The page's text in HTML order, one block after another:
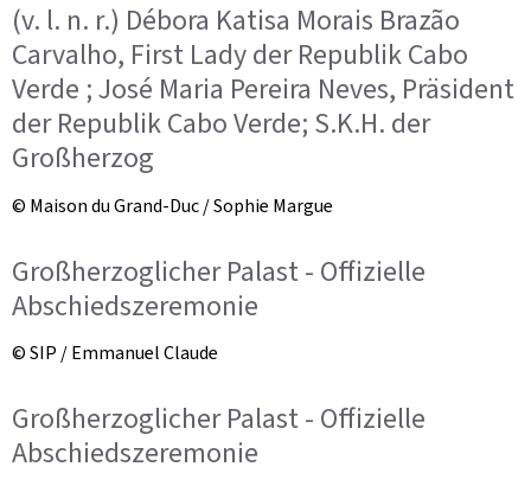
(v. l. n. r.) Débora Katisa Morais Brazão
Carvalho, First Lady der Republik Cabo
Verde ; José Maria Pereira Neves, Präsident
der Republik Cabo Verde; S.K.H. der
Großherzog
© Maison du Grand-Duc / Sophie Margue
Großherzoglicher Palast - Offizielle
Abschiedszeremonie
© SIP / Emmanuel Claude
Großherzoglicher Palast - Offizielle
Abschiedszeremonie